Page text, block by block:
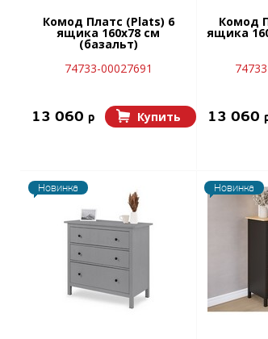
Комод Платс (Plats) 6
ящика 160х78 см
(базальт)
74733-00027691
13 060 p Купить
Комод
ящика
13 060
Новинка Новинка